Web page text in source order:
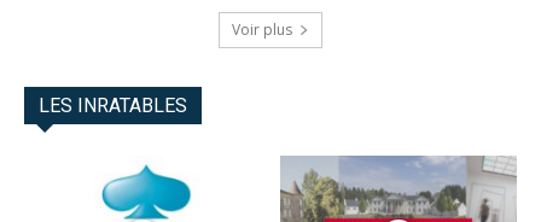
Voir plus
LES INRATABLES